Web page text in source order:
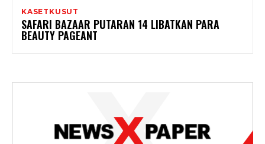
KASETKUSUT
SAFARI BAZAAR PUTARAN 14 LIBATKAN PARA
BEAUTY PAGEANT